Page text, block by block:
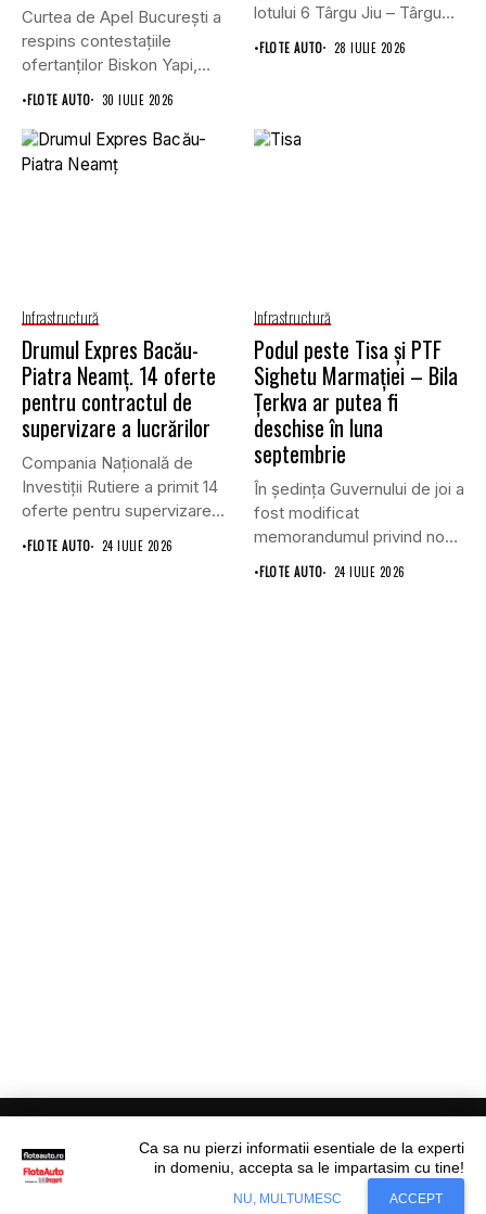
Curtea de Apel București a
respins contestațiile
ofertanților Biskon Yapi,
Straco și...
•FLOTE AUTO 30 IULIE 2026
lotului 6 Târgu Jiu – Târgu
Cărbunești,...
•FLOTE AUTO 28 IULIE 2026
Infrastructură
Drumul Expres Bacău-
Piatra Neamț. 14 oferte
pentru contractul de
supervizare a lucrărilor
Compania Națională de
Investiții Rutiere a primit 14
oferte pentru supervizarea
lucrărilor...
•FLOTE AUTO 24 IULIE 2026
Infrastructură
Podul peste Tisa și PTF
Sighetu Marmației – Bila
Țerkva ar putea fi
deschise în luna
septembrie
În ședința Guvernului de joi a
fost modificat
memorandumul privind noul
punct...
•FLOTE AUTO 24 IULIE 2026
© Flote Auto. Toate drepturile rezervate.
Situl nostru utilizeaza cookies. Ce inseamna
Accept
Ca sa nu pierzi informatii esentiale de la experti
in domeniu, accepta sa le impartasim cu tine!
NU, MULTUMESC ACCEPT